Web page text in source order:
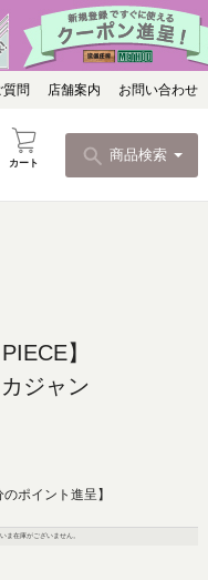
質問 店舗案内 お問い合わせ
カート 商品検索
】
ジャン
のポイント進呈】
ま在庫がございません。